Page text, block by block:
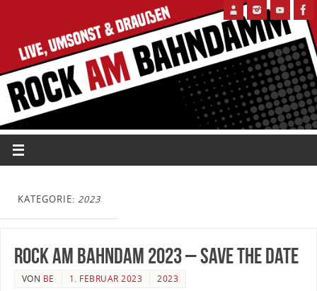
KATEGORIE: 2023
Rock am Bahndam 2023 – Save the Date
VON BE 1. FEBRUAR 2023 2023